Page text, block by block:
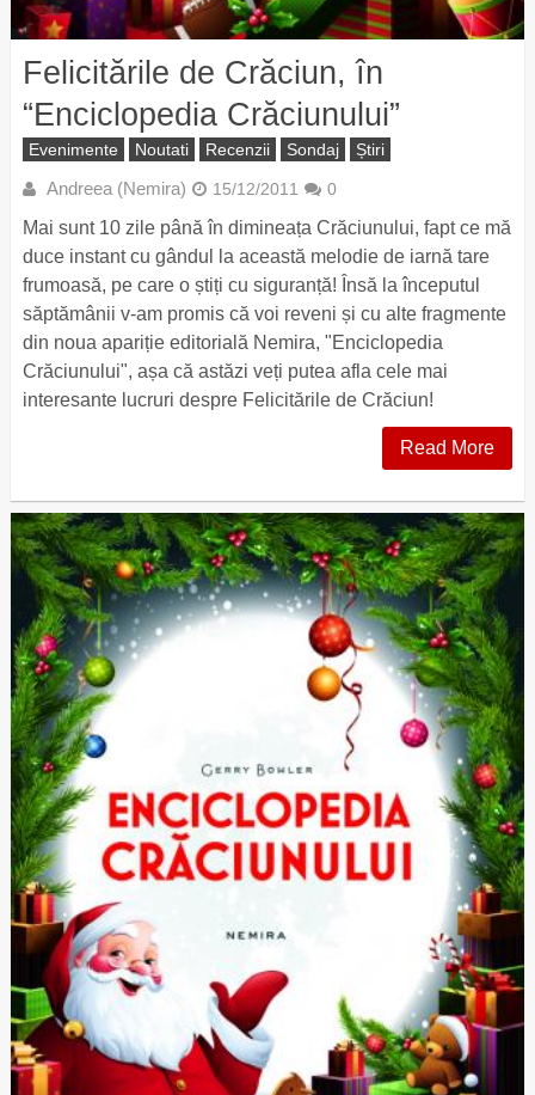
Felicitările de Crăciun, în
“Enciclopedia Crăciunului”
Evenimente Noutati Recenzii Sondaj Știri
Andreea (Nemira) 15/12/2011 0
Mai sunt 10 zile până în dimineața Crăciunului, fapt ce mă
duce instant cu gândul la această melodie de iarnă tare
frumoasă, pe care o știți cu siguranță! Însă la începutul
săptămânii v-am promis că voi reveni și cu alte fragmente
din noua apariție editorială Nemira, "Enciclopedia
Crăciunului", așa că astăzi veți putea afla cele mai
interesante lucruri despre Felicitările de Crăciun!
Read More